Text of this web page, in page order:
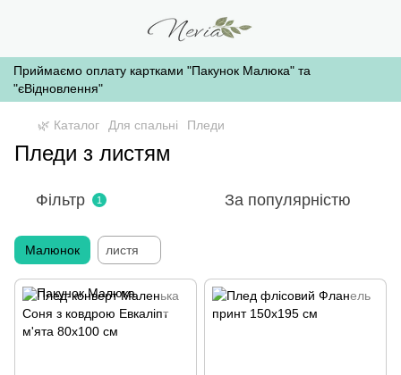
Приймаємо оплату картками "Пакунок Малюка" та
"єВідновлення"
🌿 Каталог Для спальні Пледи
Пледи з листям
Фільтр 1 За популярністю
Малюнок листя